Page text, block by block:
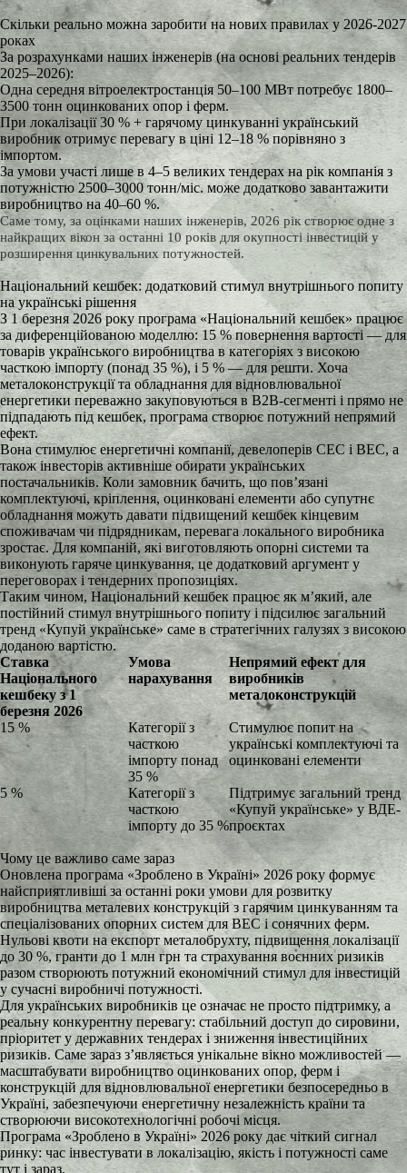
Скільки реально можна заробити на нових правилах у 2026-2027
роках
За розрахунками наших інженерів (на основі реальних тендерів
2025–2026):
Одна середня вітроелектростанція 50–100 МВт потребує 1800–
3500 тонн оцинкованих опор і ферм.
При локалізації 30 % + гарячому цинкуванні український
виробник отримує перевагу в ціні 12–18 % порівняно з
імпортом.
За умови участі лише в 4–5 великих тендерах на рік компанія з
потужністю 2500–3000 тонн/міс. може додатково завантажити
виробництво на 40–60 %.
Саме тому, за оцінками наших інженерів, 2026 рік створює одне з
найкращих вікон за останні 10 років для окупності інвестицій у
розширення цинкувальних потужностей.
Національний кешбек: додатковий стимул внутрішнього попиту
на українські рішення
З 1 березня 2026 року програма «Національний кешбек» працює
за диференційованою моделлю: 15 % повернення вартості — для
товарів українського виробництва в категоріях з високою
часткою імпорту (понад 35 %), і 5 % — для решти. Хоча
металоконструкції та обладнання для відновлювальної
енергетики переважно закуповуються в B2B-сегменті і прямо не
підпадають під кешбек, програма створює потужний непрямий
ефект.
Вона стимулює енергетичні компанії, девелоперів СЕС і ВЕС, а
також інвесторів активніше обирати українських
постачальників. Коли замовник бачить, що пов’язані
комплектуючі, кріплення, оцинковані елементи або супутнє
обладнання можуть давати підвищений кешбек кінцевим
споживачам чи підрядникам, перевага локального виробника
зростає. Для компаній, які виготовляють опорні системи та
виконують гаряче цинкування, це додатковий аргумент у
переговорах і тендерних пропозиціях.
Таким чином, Національний кешбек працює як м’який, але
постійний стимул внутрішнього попиту і підсилює загальний
тренд «Купуй українське» саме в стратегічних галузях з високою
доданою вартістю.
Ставка
Національного
кешбеку з 1
березня 2026
Умова
нарахування
Непрямий ефект для
виробників
металоконструкцій
15 %
Категорії з
часткою
імпорту понад
35 %
Стимулює попит на
українські комплектуючі та
оцинковані елементи
5 %
Категорії з
часткою
імпорту до 35 %
Підтримує загальний тренд
«Купуй українське» у ВДЕ-
проєктах
Чому це важливо саме зараз
Оновлена програма «Зроблено в Україні» 2026 року формує
найсприятливіші за останні роки умови для розвитку
виробництва металевих конструкцій з гарячим цинкуванням та
спеціалізованих опорних систем для ВЕС і сонячних ферм.
Нульові квоти на експорт металобрухту, підвищення локалізації
до 30 %, гранти до 1 млн грн та страхування воєнних ризиків
разом створюють потужний економічний стимул для інвестицій
у сучасні виробничі потужності.
Для українських виробників це означає не просто підтримку, а
реальну конкурентну перевагу: стабільний доступ до сировини,
пріоритет у державних тендерах і зниження інвестиційних
ризиків. Саме зараз з’являється унікальне вікно можливостей —
масштабувати виробництво оцинкованих опор, ферм і
конструкцій для відновлювальної енергетики безпосередньо в
Україні, забезпечуючи енергетичну незалежність країни та
створюючи високотехнологічні робочі місця.
Програма «Зроблено в Україні» 2026 року дає чіткий сигнал
ринку: час інвестувати в локалізацію, якість і потужності саме
тут і зараз.